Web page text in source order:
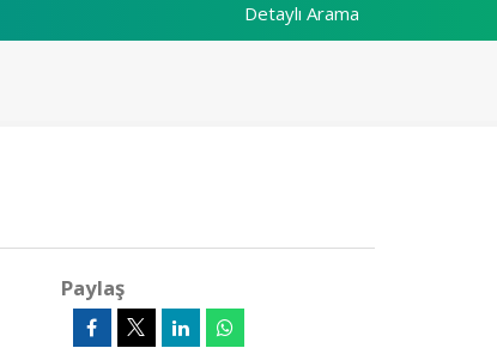
Detaylı Arama
Paylaş